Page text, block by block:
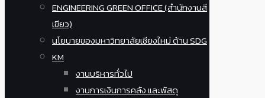
ENGINEERING GREEN OFFICE (สำนักงานสี
เขียว)
นโยบายของมหาวิทยาลัยเชียงใหม่ ด้าน SDG
KM
งานบริหารทั่วไป
งานการเงินการคลัง และพัสดุ